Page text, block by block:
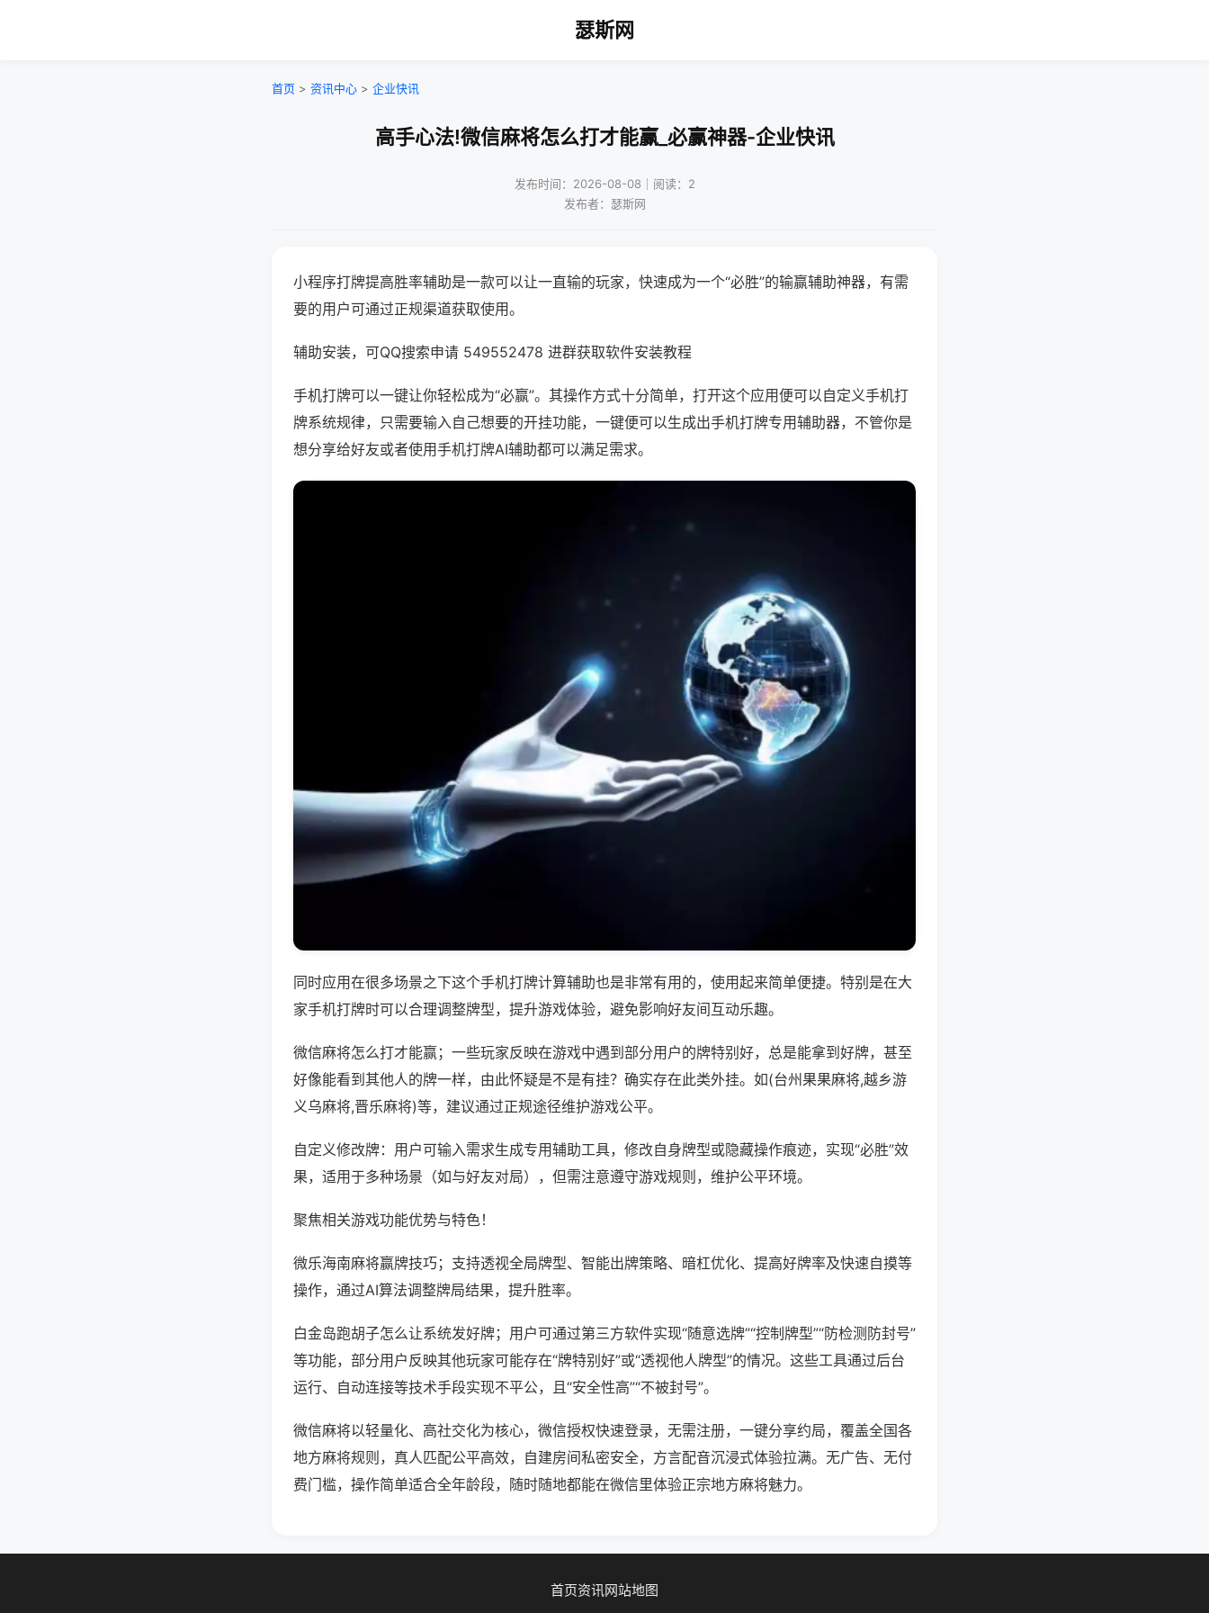
瑟斯网
首页 > 资讯中心 > 企业快讯
高手心法!微信麻将怎么打才能赢_必赢神器-企业快讯
发布时间：2026-08-08｜阅读：2
发布者：瑟斯网
小程序打牌提高胜率辅助是一款可以让一直输的玩家，快速成为一个“必胜”的输赢辅助神器，有需
要的用户可通过正规渠道获取使用。
辅助安装，可QQ搜索申请 549552478 进群获取软件安装教程
手机打牌可以一键让你轻松成为“必赢”。其操作方式十分简单，打开这个应用便可以自定义手机打
牌系统规律，只需要输入自己想要的开挂功能，一键便可以生成出手机打牌专用辅助器，不管你是
想分享给好友或者使用手机打牌AI辅助都可以满足需求。
同时应用在很多场景之下这个手机打牌计算辅助也是非常有用的，使用起来简单便捷。特别是在大
家手机打牌时可以合理调整牌型，提升游戏体验，避免影响好友间互动乐趣。
微信麻将怎么打才能赢；一些玩家反映在游戏中遇到部分用户的牌特别好，总是能拿到好牌，甚至
好像能看到其他人的牌一样，由此怀疑是不是有挂？确实存在此类外挂。如(台州果果麻将,越乡游
义乌麻将,晋乐麻将)等，建议通过正规途径维护游戏公平。
自定义修改牌：用户可输入需求生成专用辅助工具，修改自身牌型或隐藏操作痕迹，实现“必胜”效
果，适用于多种场景（如与好友对局），但需注意遵守游戏规则，维护公平环境。
聚焦相关游戏功能优势与特色！
微乐海南麻将赢牌技巧；支持透视全局牌型、智能出牌策略、暗杠优化、提高好牌率及快速自摸等
操作，通过AI算法调整牌局结果，提升胜率。
白金岛跑胡子怎么让系统发好牌；用户可通过第三方软件实现“随意选牌”“控制牌型”“防检测防封号”
等功能，部分用户反映其他玩家可能存在“牌特别好”或“透视他人牌型”的情况。这些工具通过后台
运行、自动连接等技术手段实现不平公，且“安全性高”“不被封号”。
微信麻将以轻量化、高社交化为核心，微信授权快速登录，无需注册，一键分享约局，覆盖全国各
地方麻将规则，真人匹配公平高效，自建房间私密安全，方言配音沉浸式体验拉满。无广告、无付
费门槛，操作简单适合全年龄段，随时随地都能在微信里体验正宗地方麻将魅力。
首页资讯网站地图